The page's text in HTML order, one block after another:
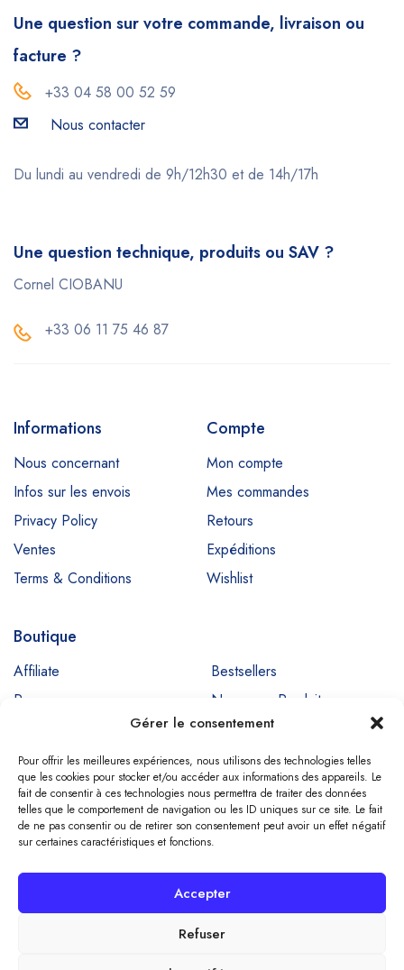
Gérer le consentement
Pour offrir les meilleures expériences, nous utilisons des technologies telles
que les cookies pour stocker et/ou accéder aux informations des appareils. Le
fait de consentir à ces technologies nous permettra de traiter des données
telles que le comportement de navigation ou les ID uniques sur ce site. Le fait
de ne pas consentir ou de retirer son consentement peut avoir un effet négatif
sur certaines caractéristiques et fonctions.
Accepter
Refuser
Une question sur votre commande, livraison ou
facture ?
+33 04 58 00 52 59
Nous contacter
Du lundi au vendredi de 9h/12h30 et de 14h/17h
Une question technique, produits ou SAV ?
Cornel CIOBANU
+33 06 11 75 46 87
Informations
Nous concernant
Infos sur les envois
Privacy Policy
Ventes
Terms & Conditions
Compte
Mon compte
Mes commandes
Retours
Expéditions
Wishlist
Boutique
Affiliate
Bestsellers
Promos
Nouveaux Produits
Copyright © SIGNADENT. All Rights Reserved